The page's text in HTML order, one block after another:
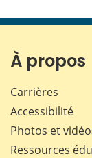
À propos
Carrières
Accessibilité
Photos et
Ressources